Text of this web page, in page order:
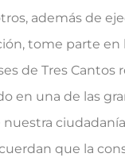
además de
tome parte en
de Tres Cantos
en una de las
que la